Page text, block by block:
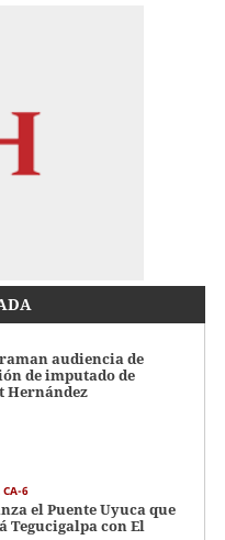
audiencia de
de imputado de
Hernández
CA-6
el Puente Uyuca que
Tegucigalpa con El